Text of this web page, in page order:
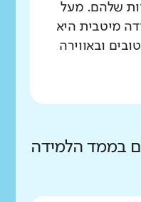
שלהם. מעל
מיטבית היא
ובאווירה
בממד הלמידה